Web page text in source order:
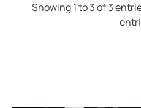
Showing 1 to 3 of 3